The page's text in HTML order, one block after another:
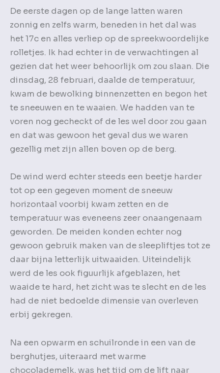
De eerste dagen op de lange latten waren
zonnig en zelfs warm, beneden in het dal was
het 17c en alles verliep op de spreekwoordelijke
rolletjes. Ik had echter in de verwachtingen al
gezien dat het weer behoorlijk om zou slaan. Die
dinsdag, 28 februari, daalde de temperatuur,
kwam de bewolking binnenzetten en begon het
te sneeuwen en te waaien. We hadden van te
voren nog gecheckt of de les wel door zou gaan
en dat was gewoon het geval dus we waren
gezellig met zijn allen boven op de berg.
De wind werd echter steeds een beetje harder
tot op een gegeven moment de sneeuw
horizontaal voorbij kwam zetten en de
temperatuur was eveneens zeer onaangenaam
geworden. De meiden konden echter nog
gewoon gebruik maken van de sleepliftjes tot ze
daar bijna letterlijk uitwaaiden. Uiteindelijk
werd de les ook figuurlijk afgeblazen, het
waaide te hard, het zicht was te slecht en de les
had de niet bedoelde dimensie van overleven
erbij gekregen.
Na een opwarm en schuilronde in een van de
berghutjes, uiteraard met warme
chocolademelk, was het tijd om de lift naar